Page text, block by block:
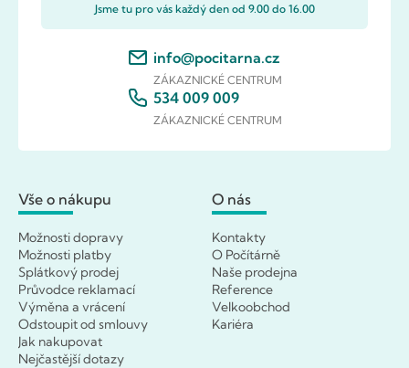
Jsme tu pro vás každý den od 9.00 do 16.00
info@pocitarna.cz
ZÁKAZNICKÉ CENTRUM
534 009 009
ZÁKAZNICKÉ CENTRUM
Vše o nákupu
Možnosti dopravy
Možnosti platby
Splátkový prodej
Průvodce reklamací
Výměna a vrácení
Odstoupit od smlouvy
Jak nakupovat
Nejčastější dotazy
O nás
Kontakty
O Počítárně
Naše prodejna
Reference
Velkoobchod
Kariéra